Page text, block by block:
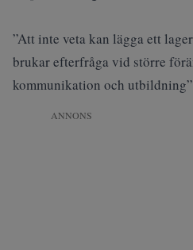
”Att inte veta kan lägga ett
brukar efterfråga vid större
kommunikation och
ANNONS